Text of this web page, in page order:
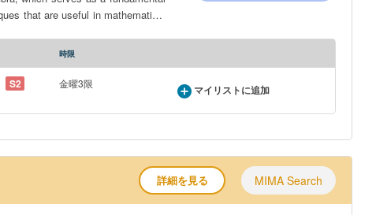
that are useful in mathematical
時限
S2 金曜3限 マイリストに追加
詳細を見る MIMA Search